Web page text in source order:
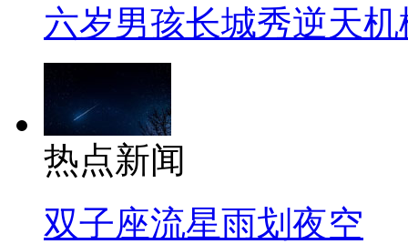
六岁男孩长城秀逆天机
热点新闻
双子座流星雨划夜空